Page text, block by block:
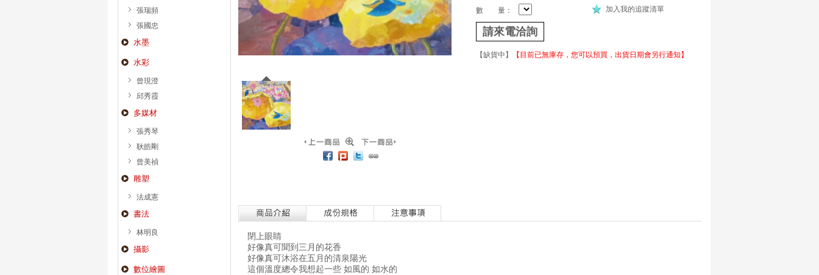
張瑞頻
張國忠
水墨
水彩
曾現澄
邱秀霞
多媒材
張秀琴
耿皓剛
曾美禎
雕塑
法成憲
書法
林明良
攝影
數位繪圖
數 量：
加入我的追蹤清單
請來電洽詢
【缺貨中】 【目前已無庫存，您可以預買，出貨日期會另行通知】
閉上眼睛
好像真可聞到三月的花香
好像真可沐浴在五月的清泉陽光
這個溫度總令我想起一些 如風的 如水的